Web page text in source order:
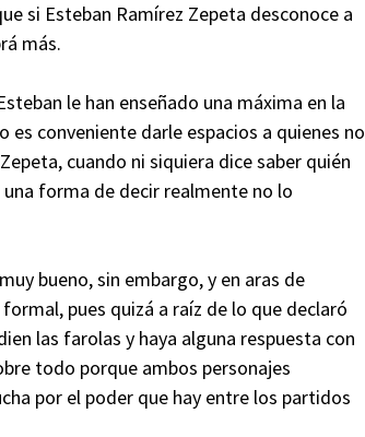
si Esteban Ramírez Zepeta desconoce a
más.
le han enseñado una máxima en la
conveniente darle espacios a quienes no
cuando ni siquiera dice saber quién
una forma de decir realmente no lo
bueno, sin embargo, y en aras de
pues quizá a raíz de lo que declaró
las farolas y haya alguna respuesta con
todo porque ambos personajes
por el poder que hay entre los partidos